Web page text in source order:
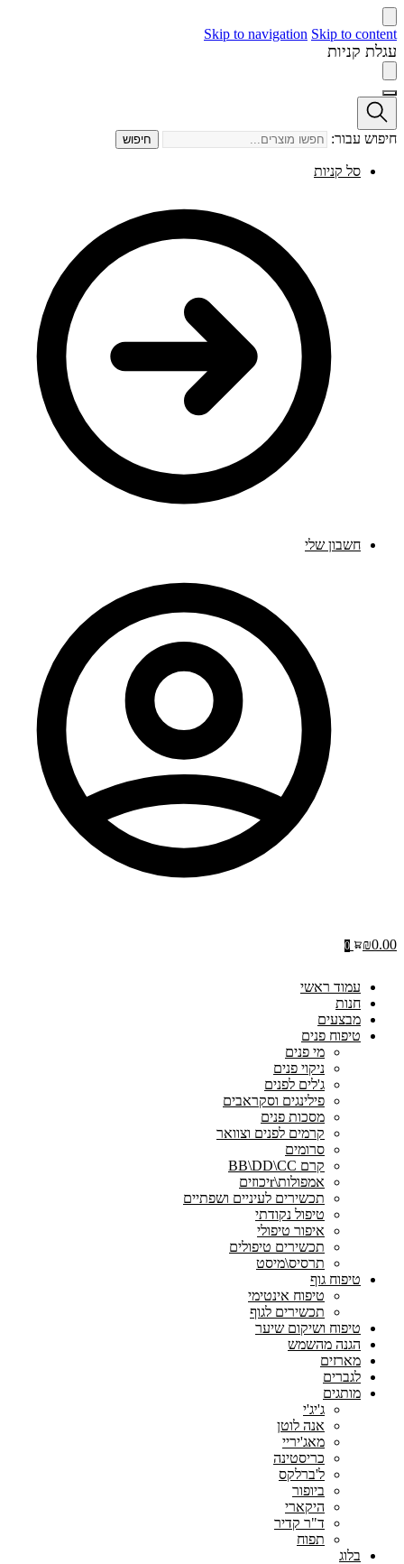
Skip to navigation Skip to content
עגלת קניות
חיפוש עבור: חיפוש
סל קניות
חשבון שלי
₪0.00
0
עמוד ראשי
חנות
מבצעים
טיפוח פנים
מי פנים
ניקוי פנים
ג'לים לפנים
פילינגים וסקראבים
מסכות פנים
קרמים לפנים וצוואר
סרומים
קרם BB\DD\CC
אמפולות\rיכוזים
תכשירים לעיניים ושפתיים
טיפול נקודתי
איפור טיפולי
תכשירים טיפולים
תרסיס\מיסט
טיפוח גוף
טיפוח אינטימי
תכשירים לגוף
טיפוח ושיקום שיער
הגנה מהשמש
מארזים
לגברים
מותגים
ג'יג'י
אנה לוטן
מאג'יריי
כריסטינה
ל'ברלקס
ביופור
היקארי
ד"ר קדיר
תפוח
בלוג